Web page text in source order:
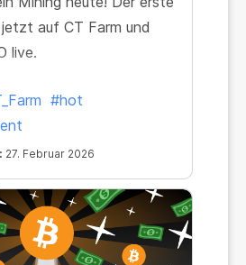
auf CT Farm und
live.
#hot
27. Februar 2026